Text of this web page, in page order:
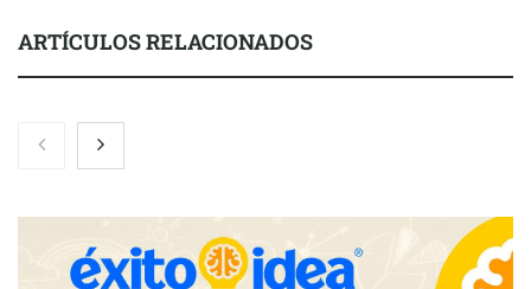
ARTÍCULOS RELACIONADOS
Eulalia Roig lanza ‘The Journal’, una revista digital mensual de
entrevistas y fotografía editorial